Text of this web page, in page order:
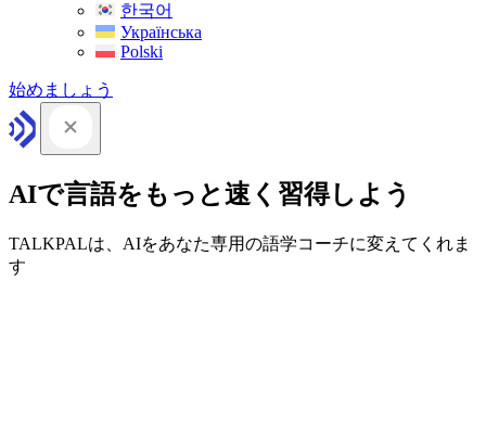
한국어
Українська
Polski
始めましょう
AIで言語をもっと速く習得しよう
TALKPALは、AIをあなた専用の語学コーチに変えてくれま
す